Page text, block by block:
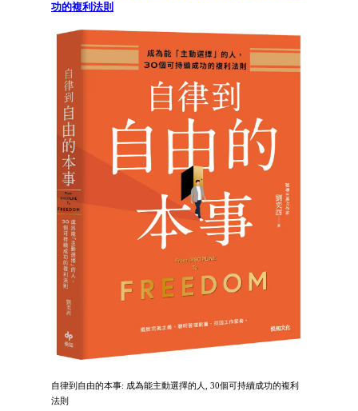
功的複利法則
自律到自由的本事: 成為能主動選擇的人, 30個可持續成功的複利
法則